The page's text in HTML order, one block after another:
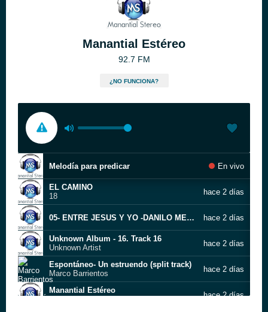
Manantial Estéreo
92.7 FM
¿NO FUNCIONA?
Melodía para predicar En vivo
EL CAMINO
18
hace 2 días
05- ENTRE JESUS Y YO -DANILO MENESES VOL 3-BALADA ROMANTICA hace 2 días
Unknown Album - 16. Track 16
Unknown Artist
hace 2 días
Espontáneo- Un estruendo (split track)
Marco Barrientos
hace 2 días
Manantial Estéreo
hace 2 días